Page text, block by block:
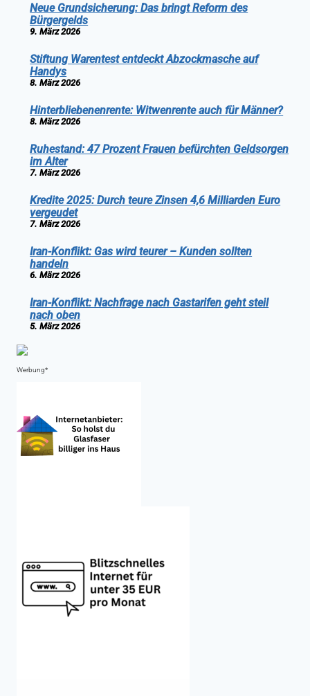
Neue Grundsicherung: Das bringt Reform des
Bürgergelds
9. März 2026
Stiftung Warentest entdeckt Abzockmasche auf
Handys
8. März 2026
Hinterbliebenenrente: Witwenrente auch für Männer?
8. März 2026
Ruhestand: 47 Prozent Frauen befürchten Geldsorgen
im Alter
7. März 2026
Kredite 2025: Durch teure Zinsen 4,6 Milliarden Euro
vergeudet
7. März 2026
Iran-Konflikt: Gas wird teurer – Kunden sollten
handeln
6. März 2026
Iran-Konflikt: Nachfrage nach Gastarifen geht steil
nach oben
5. März 2026
Werbung*